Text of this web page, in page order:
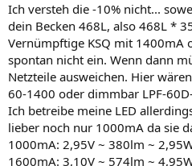
Ich versteh die -10% nicht...
dein Becken 468L, also 468L *
Vernümpftige KSQ mit 1400mA
spontan nicht ein. Wenn dann
Netzteile ausweichen. Hier
60-1400 oder dimmbar LPF-
Ich betreibe meine LED
lieber noch nur 1000mA da sie
1000mA: 2,95V ~ 380lm ~
1600mA: 3,10V ~ 574lm ~